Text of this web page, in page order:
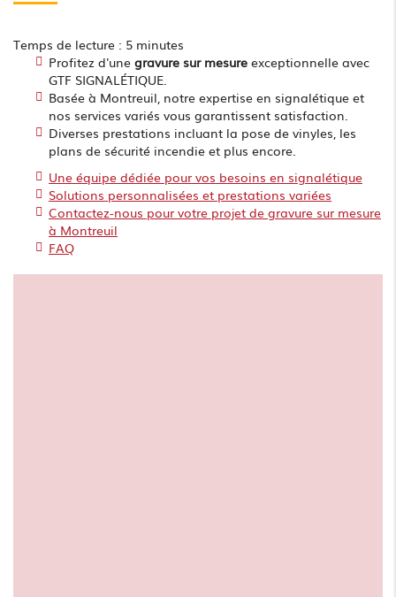
Temps de lecture : 5 minutes
Profitez d'une gravure sur mesure exceptionnelle avec
GTF SIGNALÉTIQUE.
Basée à Montreuil, notre expertise en signalétique et
nos services variés vous garantissent satisfaction.
Diverses prestations incluant la pose de vinyles, les
plans de sécurité incendie et plus encore.
Une équipe dédiée pour vos besoins en signalétique
Solutions personnalisées et prestations variées
Contactez-nous pour votre projet de gravure sur mesure
à Montreuil
FAQ